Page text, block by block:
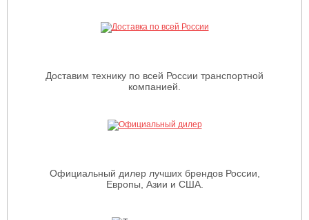
Доставим технику по всей России транспортной
компанией.
Официальный дилер лучших брендов России,
Европы, Азии и США.